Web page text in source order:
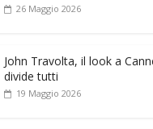
26 Maggio 2026
John Travolta, il look a
divide tutti
19 Maggio 2026